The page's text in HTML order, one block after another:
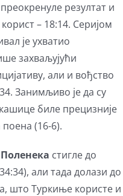
преокренуле резултат и
– 18:14. Серијом
је ухватио
захваљујући
али и вођство
Занимљиво је да су
биле прецизније
поена (16-6).
Поленека стигле до
али тада долази до
што Туркиње користе и